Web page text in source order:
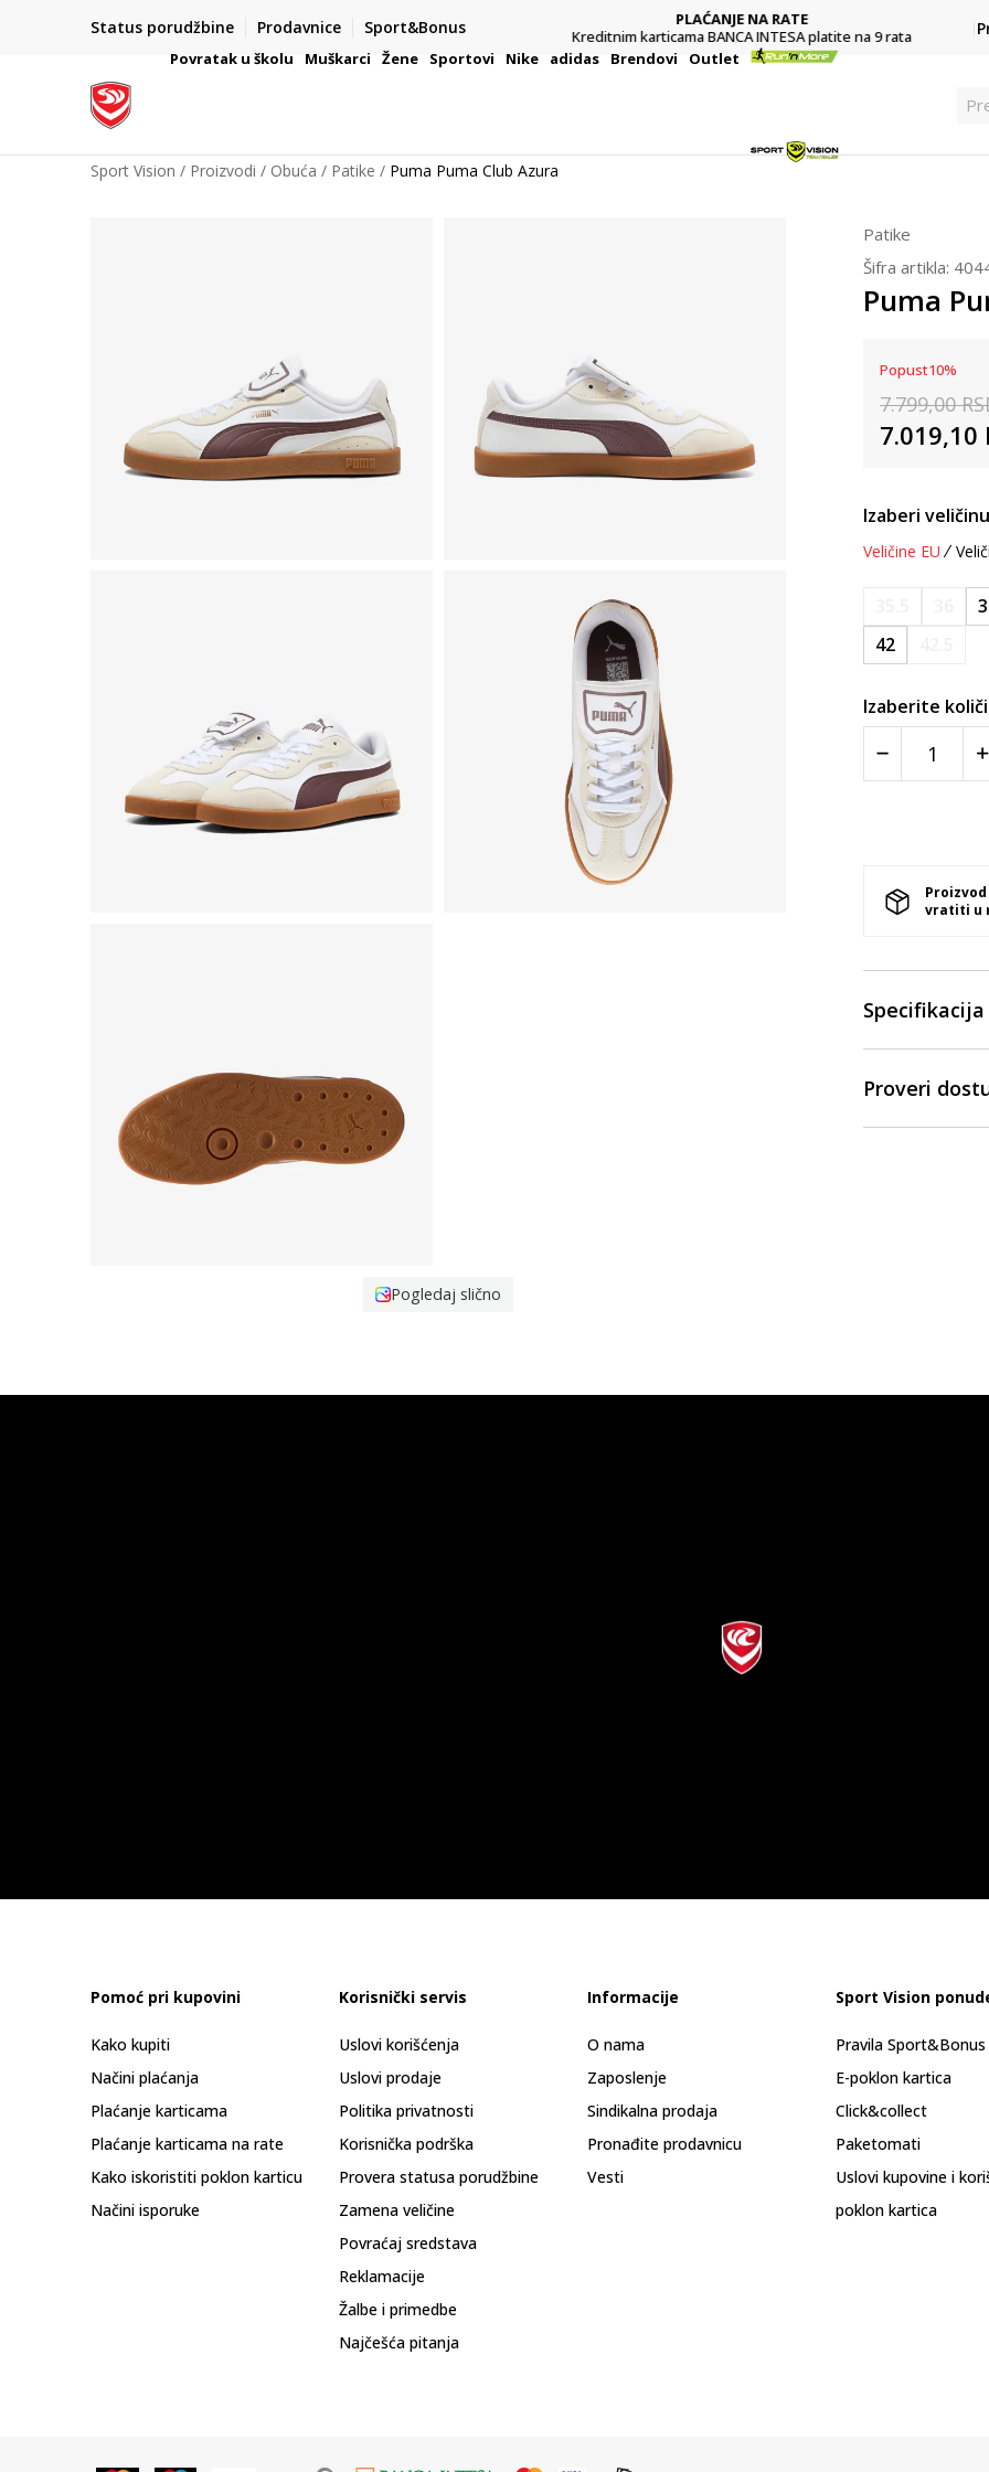
Status porudžbine Prodavnice Sport&Bonus
VAŽNO OBAVEŠTENJE ZA POTROŠAČE
PLAĆANJE NA RATE
Kreditnim karticama BANCA INTESA platite na 9 rata
Povratak u školu Muškarci Žene Sportovi Nike adidas Brendovi Outlet
P
Sport Vision Proizvodi Obuća Patike Puma Puma Club Azura
Pogledaj slično
Patike
Šifra artikla:
Puma
Popust10%
7.799,00
7.019,10
Izaberi
Veličine EU
42
Izaberite
vratiti u
Specifikacija
Proveri
Pomoć pri kupovini
Kako kupiti
Načini plaćanja
Plaćanje karticama
Plaćanje karticama na rate
Kako iskoristiti poklon karticu
Načini isporuke
Korisnički servis
Uslovi korišćenja
Uslovi prodaje
Politika privatnosti
Korisnička podrška
Provera statusa porudžbine
Zamena veličine
Povraćaj sredstava
Reklamacije
Žalbe i primedbe
Najčešća pitanja
Informacije
O nama
Zaposlenje
Sindikalna prodaja
Pronađite prodavnicu
Vesti
Sport Vision
Pravila
E-poklon kartica
Click&collect
Paketomati
Uslovi kupovine i
poklon kartica